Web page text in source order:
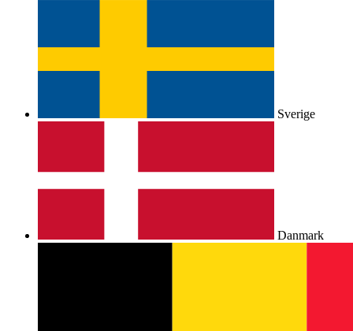
Sverige
Danmark